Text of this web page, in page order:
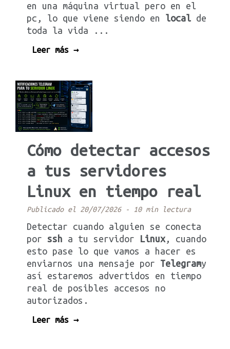
en una máquina virtual pero en el
pc, lo que viene siendo en local de
toda la vida ...
Leer más →
Cómo detectar accesos
a tus servidores
Linux en tiempo real
Publicado el 20/07/2026- 10 min lectura
Detectar cuando alguien se conecta
por ssh a tu servidor Linux , cuando
esto pase lo que vamos a hacer es
enviarnos una mensaje por Telegramy
así estaremos advertidos en tiempo
real de posibles accesos no
autorizados.
Leer más →